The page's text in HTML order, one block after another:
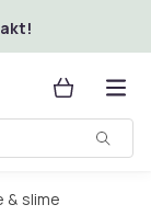
& slime